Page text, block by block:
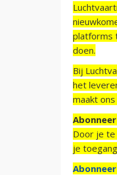
platforms
doen.
Bij
het
maakt
Door je te
je